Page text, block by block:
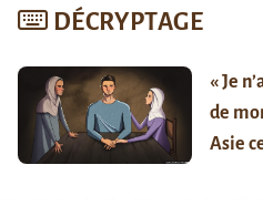
DÉCRYPTAGE
« Je
de
Asie